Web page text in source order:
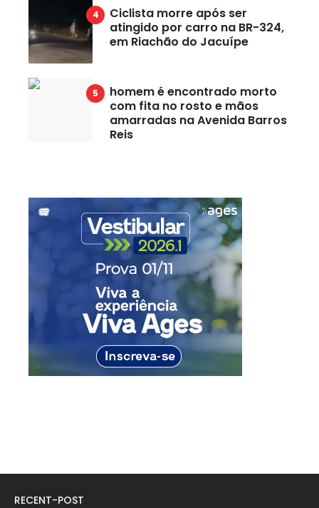
Ciclista morre após ser
atingido por carro na BR-324,
em Riachão do Jacuípe
homem é encontrado morto
com fita no rosto e mãos
amarradas na Avenida Barros
Reis
RECENT-POST